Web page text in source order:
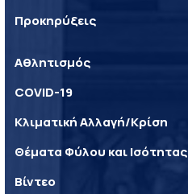
Προκηρύξεις
Αθλητισμός
COVID-19
Κλιματική Αλλαγή/Κρίση
Θέματα Φύλου και Ισότητας
Βίντεο